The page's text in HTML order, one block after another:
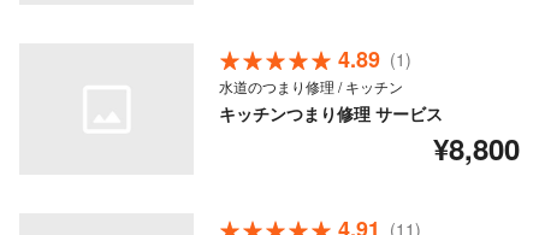
4.89 (1)
水道のつまり修理 / キッチン
キッチンつまり修理 サービス
¥8,800
(11)